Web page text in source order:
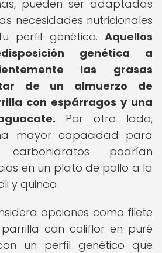
pueden ser adaptadas
necesidades nutricionales
perfil genético. Aquellos
genética a
las grasas
de un almuerzo de
con espárragos y una
Por otro lado,
mayor capacidad para
podrían
en un plato de pollo a la
y quinoa.
opciones como filete
con coliflor en puré
un perfil genético que